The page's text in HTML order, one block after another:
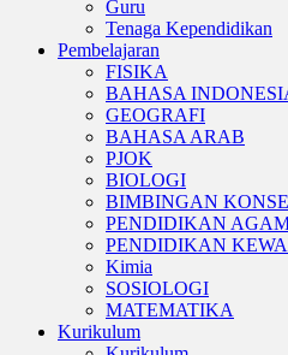
Guru
Tenaga Kependidikan
Pembelajaran
FISIKA
BAHASA
GEOGRAFI
BAHASA ARAB
PJOK
BIOLOGI
BIMBINGAN
PENDIDIKAN
PENDIDIKAN
Kimia
SOSIOLOGI
MATEMATIKA
Kurikulum